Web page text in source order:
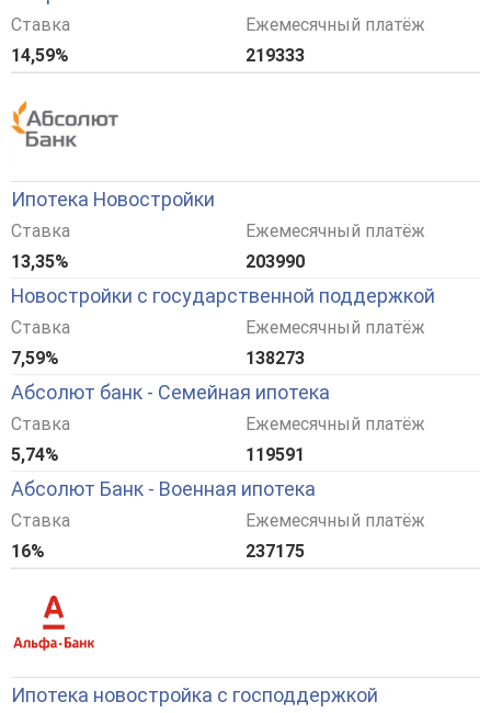
Ставка
14,59%
Ежемесячный платёж
219333
Ипотека Новостройки
Ставка
13,35%
Ежемесячный платёж
203990
Новостройки с государственной поддержкой
Ставка
7,59%
Ежемесячный платёж
138273
Абсолют банк - Семейная ипотека
Ставка
5,74%
Ежемесячный платёж
119591
Абсолют Банк - Военная ипотека
Ставка
16%
Ежемесячный платёж
237175
Ипотека новостройка с господдержкой